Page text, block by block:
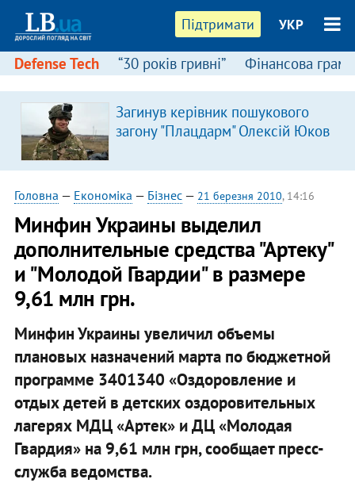
Підтримати УКР
Defense Tech “30 років гривні” Фінансова
Загинув керівник пошукового
загону "Плацдарм" Олексій Юков
Головна — Економіка — Бізнес— 21 березня 2010, 14:16
Минфин Украины выделил
дополнительные средства "Артеку"
и "Молодой Гвардии" в размере
9,61 млн грн.
Минфин Украины увеличил объемы
плановых назначений марта по бюджетной
программе 3401340 «Оздоровление и
отдых детей в детских оздоровительных
лагерях МДЦ «Артек» и ДЦ «Молодая
Гвардия» на 9,61 млн грн, сообщает пресс-
служба ведомства.